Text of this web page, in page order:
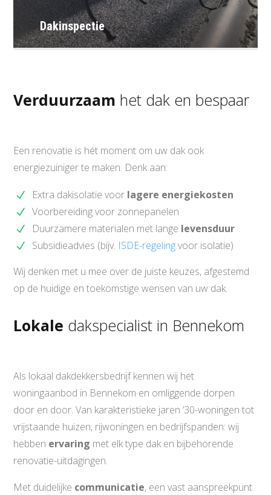
Dakinspectie
Verduurzaam het dak en bespaar
Een renovatie is hét moment om uw dak ook
energiezuiniger te maken. Denk aan:
Extra dakisolatie voor lagere energiekosten
Voorbereiding voor zonnepanelen
Duurzamere materialen met lange levensduur
Subsidieadvies (bijv. ISDE-regelingvoor isolatie)
Wij denken met u mee over de juiste keuzes, afgestemd
op de huidige en toekomstige wensen van uw dak.
Lokale dakspecialist in Bennekom
Als lokaal dakdekkersbedrijf kennen wij het
woningaanbod in Bennekom en omliggende dorpen
door en door. Van karakteristieke jaren ’30-woningen tot
vrijstaande huizen, rijwoningen en bedrijfspanden: wij
hebben ervaring met elk type dak en bijbehorende
renovatie-uitdagingen.
Met duidelijke communicatie, een vast aanspreekpunt